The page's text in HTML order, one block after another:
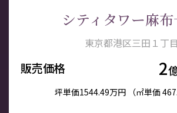
シティタワー麻
東京都港区三田１丁目
販売価格 2
坪単価1544.49万円 （㎡単価